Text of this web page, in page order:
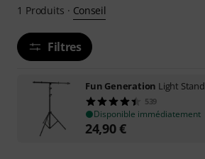
1 Produits · Conseil
Filtres
Fun Generation Light Stand
539
Disponible immédiatement
24,90€